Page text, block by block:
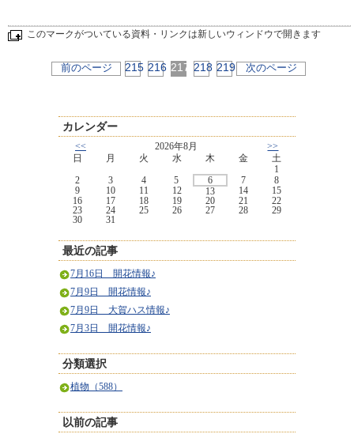
このマークがついている資料・リンクは新しいウィンドウで開きます
前のページ 215 216 217 218 219 次のページ
カレンダー
<< 2026年8月
>>
日
月 火 水 木 金
土
1
2
3 4 5 6 7
8
9
10 11 12 13 14
15
16
17 18 19 20 21
22
23
24 25 26 27 28
29
30
31
最近の記事
7月16日 開花情報♪
7月9日 開花情報♪
7月9日 大賀ハス情報♪
7月3日 開花情報♪
分類選択
植物（588）
以前の記事